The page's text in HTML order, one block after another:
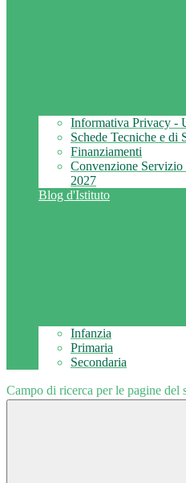
Informativa Privacy -
Schede Tecniche e di
Finanziamenti
Convenzione
2027
Blog d'Istituto
Infanzia
Primaria
Secondaria
Campo di ricerca per le pagine del